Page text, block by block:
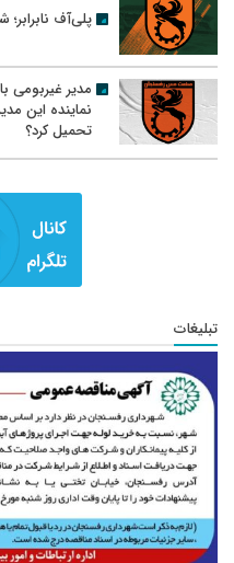
پلی‌آف
نماینده این
تحمیل کرد؟
تبلیغات